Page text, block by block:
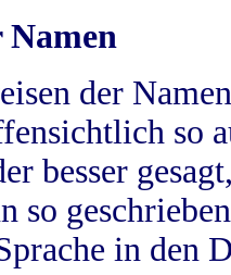
Namen
der
so
besser
so
in